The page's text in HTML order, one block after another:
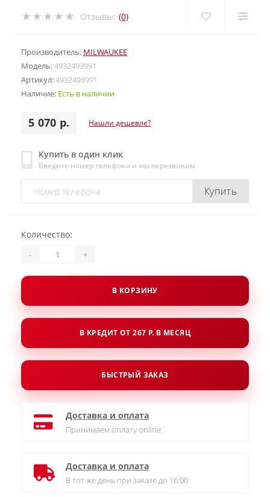
Отзывы: (0)
Производитель: MILWAUKEE
Модель:4932493991
Артикул:4932493991
Наличие: Есть в наличии
5 070 р. Нашли дешевле?
Купить в один клик
Введите номер телефона и мы перезвоним
Купить
Количество:
- +
В КОРЗИНУ
В КРЕДИТ ОТ 267 Р. В МЕСЯЦ
БЫСТРЫЙ ЗАКАЗ
Доставка и оплата
Принимаем оплату online
Доставка и оплата
В тот же день при заказе до 16:00